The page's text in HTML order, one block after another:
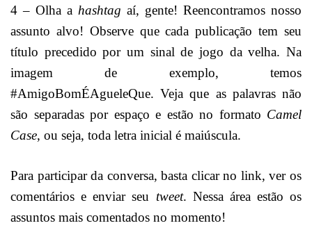
4 – Olha a hashtag aí, gente! Reencontramos nosso
assunto alvo! Observe que cada publicação tem seu
título precedido por um sinal de jogo da velha. Na
imagem de exemplo, temos
#AmigoBomÉAgueleQue. Veja que as palavras não
são separadas por espaço e estão no formato Camel
Case, ou seja, toda letra inicial é maiúscula.
Para participar da conversa, basta clicar no link, ver os
comentários e enviar seu tweet. Nessa área estão os
assuntos mais comentados no momento!